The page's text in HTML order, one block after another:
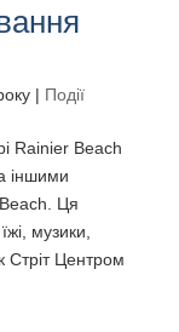
| Події
Rainier Beach
іншими
Ця
музики,
Стріт Центром